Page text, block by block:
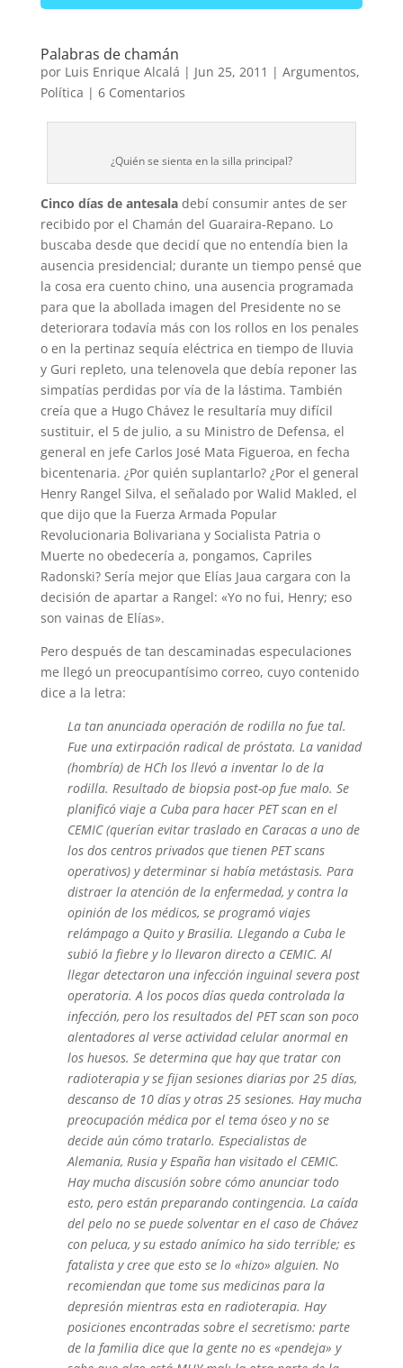
Palabras de chamán
por Luis Enrique Alcalá | Jun 25, 2011 | Argumentos,
Política | 6 Comentarios
¿Quién se sienta en la silla principal?
Cinco días de antesaladebí consumir antes de ser
recibido por el Chamán del Guaraira-Repano. Lo
buscaba desde que decidí que no entendía bien la
ausencia presidencial; durante un tiempo pensé que
la cosa era cuento chino, una ausencia programada
para que la abollada imagen del Presidente no se
deteriorara todavía más con los rollos en los penales
o en la pertinaz sequía eléctrica en tiempo de lluvia
y Guri repleto, una telenovela que debía reponer las
simpatías perdidas por vía de la lástima. También
creía que a Hugo Chávez le resultaría muy difícil
sustituir, el 5 de julio, a su Ministro de Defensa, el
general en jefe Carlos José Mata Figueroa, en fecha
bicentenaria. ¿Por quién suplantarlo? ¿Por el general
Henry Rangel Silva, el señalado por Walid Makled, el
que dijo que la Fuerza Armada Popular
Revolucionaria Bolivariana y Socialista Patria o
Muerte no obedecería a, pongamos, Capriles
Radonski? Sería mejor que Elías Jaua cargara con la
decisión de apartar a Rangel: «Yo no fui, Henry; eso
son vainas de Elías».
Pero después de tan descaminadas especulaciones
me llegó un preocupantísimo correo, cuyo contenido
dice a la letra:
La tan anunciada operación de rodilla no fue tal.
Fue una extirpación radical de próstata. La vanidad
(hombría) de HCh los llevó a inventar lo de la
rodilla. Resultado de biopsia post-op fue malo. Se
planificó viaje a Cuba para hacer PET scan en el
CEMIC (querían evitar traslado en Caracas a uno de
los dos centros privados que tienen PET scans
operativos) y determinar si había metástasis. Para
distraer la atención de la enfermedad, y contra la
opinión de los médicos, se programó viajes
relámpago a Quito y Brasilia. Llegando a Cuba le
subió la fiebre y lo llevaron directo a CEMIC. Al
llegar detectaron una infección inguinal severa post
operatoria. A los pocos días queda controlada la
infección, pero los resultados del PET scan son poco
alentadores al verse actividad celular anormal en
los huesos. Se determina que hay que tratar con
radioterapia y se fijan sesiones diarias por 25 días,
descanso de 10 días y otras 25 sesiones. Hay mucha
preocupación médica por el tema óseo y no se
decide aún cómo tratarlo. Especialistas de
Alemania, Rusia y España han visitado el CEMIC.
Hay mucha discusión sobre cómo anunciar todo
esto, pero están preparando contingencia. La caída
del pelo no se puede solventar en el caso de Chávez
con peluca, y su estado anímico ha sido terrible; es
fatalista y cree que esto se lo «hizo» alguien. No
recomiendan que tome sus medicinas para la
depresión mientras esta en radioterapia. Hay
posiciones encontradas sobre el secretismo: parte
de la familia dice que la gente no es «pendeja» y